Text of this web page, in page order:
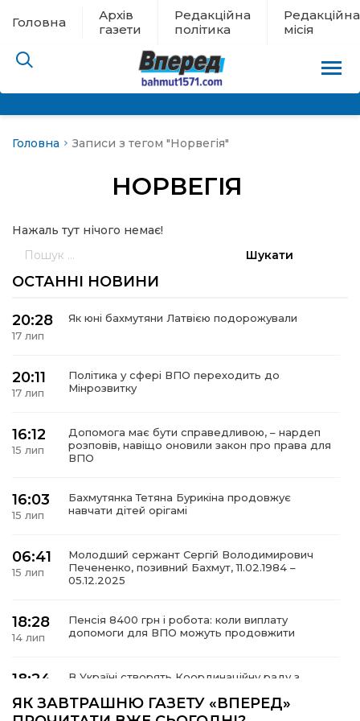
Головна
Архів
газети
Редакційна
політика
Редакційна
місія
новини
місія
Головна Записи з тегом "Норвегія"
НОРВЕГІЯ
Нажаль тут нічого немає!
ОСТАННІ НОВИНИ
20:28
17 лип
Як юні бахмутяни Латвією подорожували
20:11
17 лип
Політика у сфері ВПО переходить до
Мінрозвитку
16:12
15 лип
Допомога має бути справедливою, – нардеп
розповів, навіщо оновили закон про права для
ВПО
16:03
15 лип
Бахмутянка Тетяна Бурикіна продовжує
навчати дітей орігамі
06:41
15 лип
Молодший сержант Сергій Володимирович
Печененко, позивний Бахмут, 11.02.1984 –
05.12.2025
18:28
14 лип
Пенсія 8400 грн і робота: коли виплату
допомоги для ВПО можуть продовжити
18:24
В Україні створять Координаційну раду з
кордону
ЯК ЗАВТРАШНЮ ГАЗЕТУ «ВПЕРЕД»